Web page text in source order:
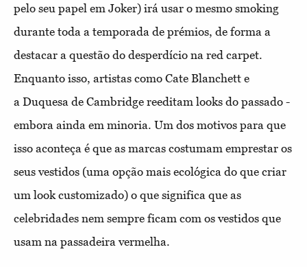
pelo seu papel em Joker) irá usar o mesmo smoking
durante toda a temporada de prémios, de forma a
destacar a questão do desperdício na red carpet.
Enquanto isso, artistas como Cate Blanchett e
a Duquesa de Cambridge reeditam looks do passado -
embora ainda em minoria. Um dos motivos para que
isso aconteça é que as marcas costumam emprestar os
seus vestidos (uma opção mais ecológica do que criar
um look customizado) o que significa que as
celebridades nem sempre ficam com os vestidos que
usam na passadeira vermelha.